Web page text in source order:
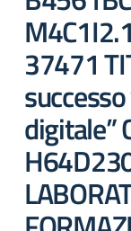
37471
digitale”